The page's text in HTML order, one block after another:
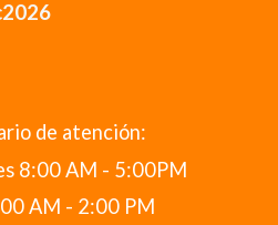
de atención:
8:00 AM - 5:00PM
AM - 2:00 PM